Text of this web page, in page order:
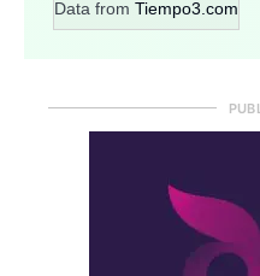
Data from Tiempo3.com